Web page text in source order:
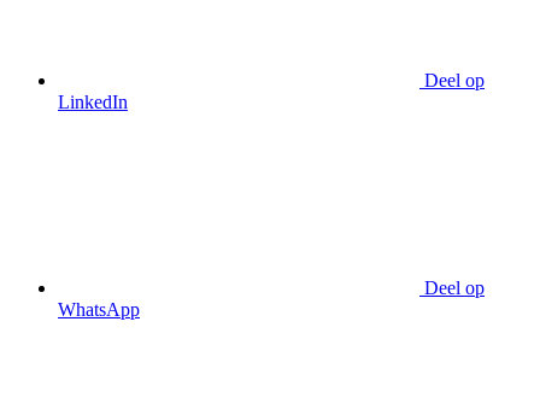
Deel op
LinkedIn
Deel op
WhatsApp